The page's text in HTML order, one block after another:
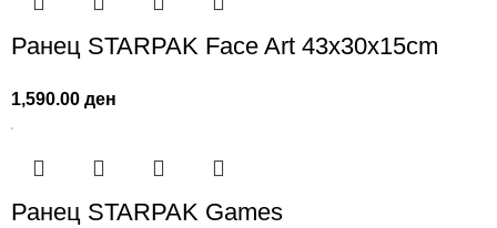
Ранец STARPAK Face Art 43x30x15cm
1,590.00ден
Ранец STARPAK Games